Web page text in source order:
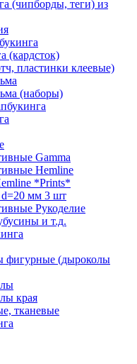
(чипборды, теги) из
(кардсток)
пластинки клеевые)
(наборы)
Gamma
Hemline
*Prints*
d=20 мм 3 шт
Рукоделие
и т.д.
фигурные (дыроколы
края
тканевые